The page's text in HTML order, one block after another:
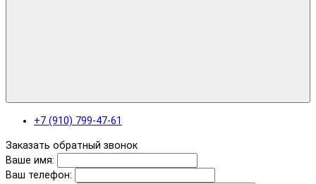
+7 (910) 799-47-61
Заказать обратный звонок
Ваше имя:
Ваш телефон: